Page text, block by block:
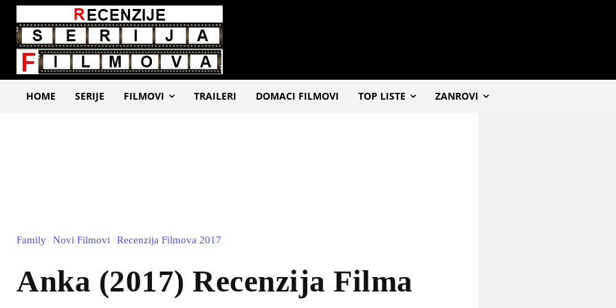
HOME SERIJE FILMOVI TRAILERI DOMACI FILMOVI TOP LISTE ZANROVI
Family Novi Filmovi Recenzija Filmova 2017
Anka (2017) Recenzija Filma